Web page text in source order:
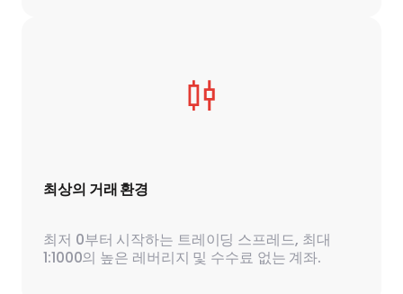
최상의 거래 환경
최저 0부터 시작하는 트레이딩 스프레드, 최대
1:1000의 높은 레버리지 및 수수료 없는 계좌.